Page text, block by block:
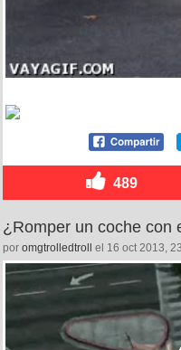
489
¿Romper un coche con
por omgtrolledtroll el 16 oct 2013,